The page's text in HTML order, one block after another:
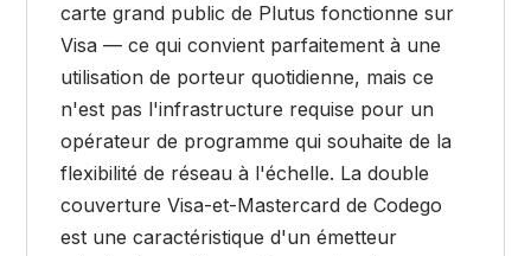
carte grand public de Plutus fonctionne sur
Visa — ce qui convient parfaitement à une
utilisation de porteur quotidienne, mais ce
n'est pas l'infrastructure requise pour un
opérateur de programme qui souhaite de la
flexibilité de réseau à l'échelle. La double
couverture Visa-et-Mastercard de Codego
est une caractéristique d'un émetteur